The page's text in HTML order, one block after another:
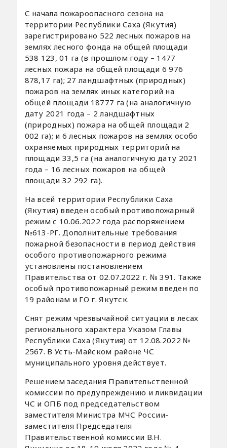
С начала пожароопасного сезона на
территории Республики Саха (Якутия)
зарегистрировано 522 лесных пожаров на
землях лесного фонда на общей площади
538 123, 01 га (в прошлом году – 1477
лесных пожара на общей площади 6 976
878,17 га); 27 ландшафтных (природных)
пожаров на землях иных категорий на
общей площади 18777 га (на аналогичную
дату 2021 года – 2 ландшафтных
(природных) пожара на общей площади 2
002 га); и 6 лесных пожаров на землях особо
охраняемых природных территорий на
площади 33,5 га (на аналогичную дату 2021
года – 16 лесных пожаров на общей
площади 32 292 га).
На всей территории Республики Саха
(Якутия) введен особый противопожарный
режим с 10.06.2022 года распоряжением
№613-РГ. Дополнительные требования
пожарной безопасности в период действия
особого противопожарного режима
установлены постановлением
Правительства от 02.07.2022 г. № 391. Также
особый противопожарный режим введен по
19 районам и ГО г. Якутск.
Снят режим чрезвычайной ситуации в лесах
регионального характера Указом Главы
Республики Саха (Якутия) от 12.08.2022 №
2567. В Усть-Майском районе ЧС
муниципального уровня действует.
Решением заседания Правительственной
комиссии по предупреждению и ликвидации
ЧС и ОПБ под председательством
заместителя Министра МЧС России-
заместителя Председателя
Правительственной комиссии В.Н.